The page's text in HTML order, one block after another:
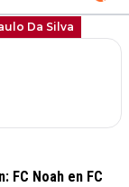
Da Silva
FC Noah en FC